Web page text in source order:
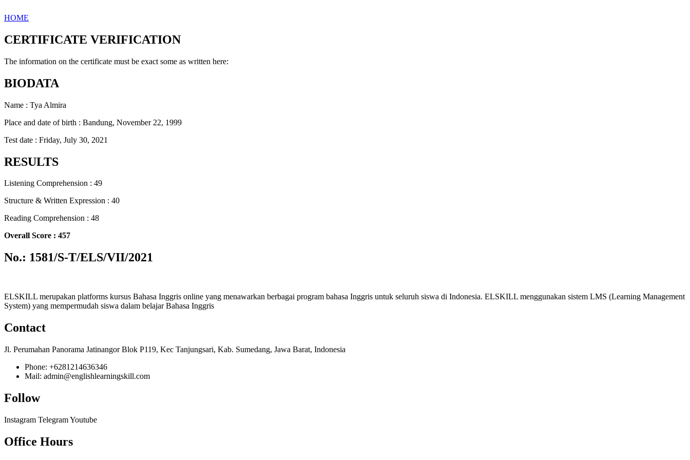
HOME
CERTIFICATE VERIFICATION
The information on the certificate must be exact some as written here:
BIODATA
Name : Tya Almira
Place and date of birth : Bandung, November 22, 1999
Test date : Friday, July 30, 2021
RESULTS
Listening Comprehension : 49
Structure & Written Expression : 40
Reading Comprehension : 48
Overall Score : 457
No.: 1581/S-T/ELS/VII/2021
ELSKILL merupakan platforms kursus Bahasa Inggris online yang menawarkan berbagai program bahasa Inggris untuk seluruh siswa di Indonesia. ELSKILL menggunakan sistem LMS (Learning Management
System) yang mempermudah siswa dalam belajar Bahasa Inggris
Contact
Jl. Perumahan Panorama Jatinangor Blok P119, Kec Tanjungsari, Kab. Sumedang, Jawa Barat, Indonesia
Phone: +6281214636346
Mail: admin@englishlearningskill.com
Follow
Instagram TelegramYoutube
Office Hours